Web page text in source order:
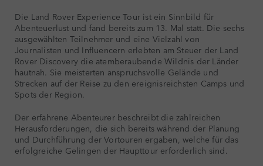
Die Land Rover Experience Tour ist ein Sinnbild für
Abenteuerlust und fand bereits zum 13. Mal statt. Die sechs
ausgewählten Teilnehmer und eine Vielzahl von
Journalisten und Influencern erlebten am Steuer der Land
Rover Discovery die atemberaubende Wildnis der Länder
hautnah. Sie meisterten anspruchsvolle Gelände und
Strecken auf der Reise zu den ereignisreichsten Camps und
Spots der Region.
Der erfahrene Abenteurer beschreibt die zahlreichen
Herausforderungen, die sich bereits während der Planung
und Durchführung der Vortouren ergaben, welche für das
erfolgreiche Gelingen der Haupttour erforderlich sind.